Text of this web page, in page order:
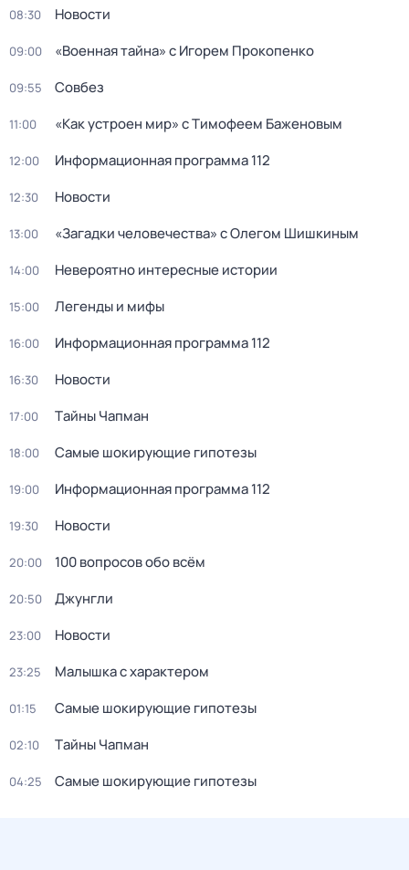
08:30 Новости
09:00 «Военная тайна» с Игорем Прокопенко
09:55 Совбез
11:00 «Как устроен мир» с Тимофеем Баженовым
12:00 Информационная программа 112
12:30 Новости
13:00 «Загадки человечества» с Олегом Шишкиным
14:00 Невероятно интересные истории
15:00 Легенды и мифы
16:00 Информационная программа 112
16:30 Новости
17:00 Тaйны Чапман
18:00 Самые шoкиpующие гипотезы
19:00 Информационная программа 112
19:30 Новости
20:00 100 вопросов обо всём
20:50 Джунгли
23:00 Новости
23:25 Малышка с характером
01:15 Самые шoкиpующие гипотезы
02:10 Тaйны Чапман
04:25 Самые шoкиpующие гипотезы